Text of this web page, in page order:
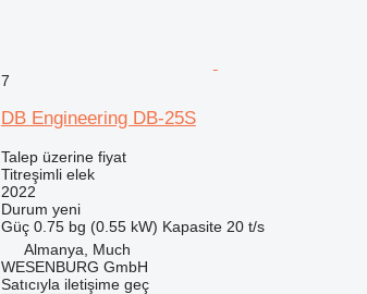
7
DB Engineering DB-25S
Talep üzerine fiyat
Titreşimli elek
2022
Durum yeni
Güç 0.75 bg (0.55 kW) Kapasite 20 t/s
Almanya, Much
WESENBURG GmbH
Satıcıyla iletişime geç